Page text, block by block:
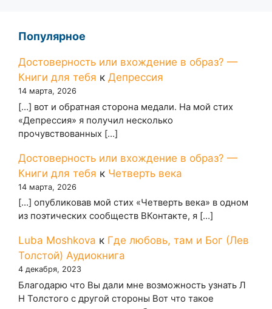
Популярное
Достоверность или вхождение в образ? —
Книги для тебя к Депрессия
14 марта, 2026
[…] вот и обратная сторона медали. На мой стих
«Депрессия» я получил несколько
прочувствованных […]
Достоверность или вхождение в образ? —
Книги для тебя к Четверть века
14 марта, 2026
[…] опубликовав мой стих «Четверть века» в одном
из поэтических сообществ ВКонтакте, я […]
Luba Moshkova к Где любовь, там и Бог (Лев
Толстой) Аудиокнига
4 декабря, 2023
Благодарю что Вы дали мне возможность узнать Л
Н Толстого с другой стороны Вот что такое